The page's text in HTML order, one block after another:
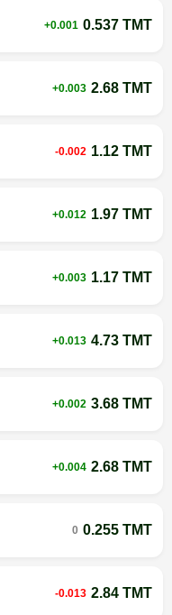
+0.001 0.537 TMT
+0.003 2.68 TMT
-0.002 1.12 TMT
+0.012 1.97 TMT
+0.003 1.17 TMT
+0.013 4.73 TMT
+0.002 3.68 TMT
+0.004 2.68 TMT
0 0.255 TMT
-0.013 2.84 TMT